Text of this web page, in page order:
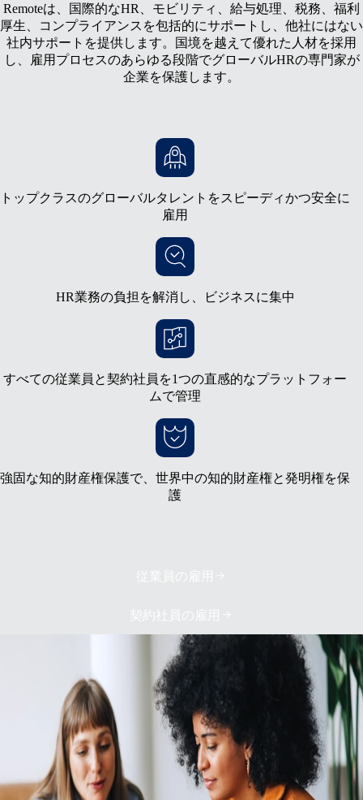
Remoteは、国際的なHR、モビリティ、給与処理、税務、福利
厚生、コンプライアンスを包括的にサポートし、他社にはない
社内サポートを提供します。国境を越えて優れた人材を採用
し、雇用プロセスのあらゆる段階でグローバルHRの専門家が
企業を保護します。
トップクラスのグローバルタレントをスピーディかつ安全に
雇用
HR業務の負担を解消し、ビジネスに集中
すべての従業員と契約社員を1つの直感的なプラットフォー
ムで管理
強固な知的財産権保護で、世界中の知的財産権と発明権を保
護
従業員の雇用
契約社員の雇用
自社の現地法人を設立する負担を回避
経済状況の悪化や厳しいコスト管理の影響で、外国に新たな法
人を設立することの正当性を示すのは困難です。設立手続きに
は多額の費用がかかるうえ、複雑であり、規制の変更に対応で
きない場合、重大なペナルティを受けるリスクも伴います。
Remoteの完全所有の現地法人、HR統合機能、社内のコンプラ
イアンス専門家、統合型給与システムを活用し、シンプルなハ